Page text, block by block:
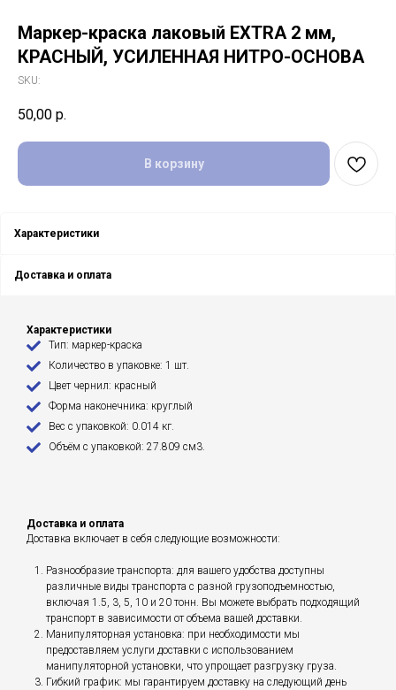
Маркер-краска лаковый EXTRA 2 мм,
КРАСНЫЙ, УСИЛЕННАЯ НИТРО-ОСНОВА
SKU:
50,00 р.
В корзину
Характеристики
Доставка и оплата
Характеристики
Тип: маркер-краска
Количество в упаковке: 1 шт.
Цвет чернил: красный
Форма наконечника: круглый
Вес с упаковкой: 0.014 кг.
Объём с упаковкой: 27.809 см3.
Доставка и оплата
Доставка включает в себя следующие возможности:
Разнообразие транспорта: для вашего удобства доступны
различные виды транспорта с разной грузоподъемностью,
включая 1.5, 3, 5, 10 и 20 тонн. Вы можете выбрать подходящий
транспорт в зависимости от объема вашей доставки.
Манипуляторная установка: при необходимости мы
предоставляем услуги доставки с использованием
манипуляторной установки, что упрощает разгрузку груза.
Гибкий график: мы гарантируем доставку на следующий день